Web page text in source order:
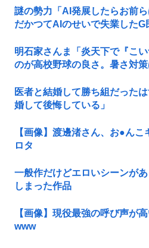
謎の勢力「AI発展したらお前
だかつてAIのせいで失業したG
明石家さんま「炎天下で『こ
のが高校野球の良さ。暑さ対策
医者と結婚して勝ち組だった
婚して後悔している」
【画像】渡邊渚さん、お●ん
ロタ
一般作だけどエロいシーンが
しまった作品
【画像】現役最強の呼び声が
www